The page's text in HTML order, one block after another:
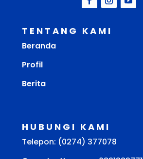
TENTANG KAMI
Beranda
Profil
Berita
HUBUNGI KAMI
Telepon: (0274) 377078